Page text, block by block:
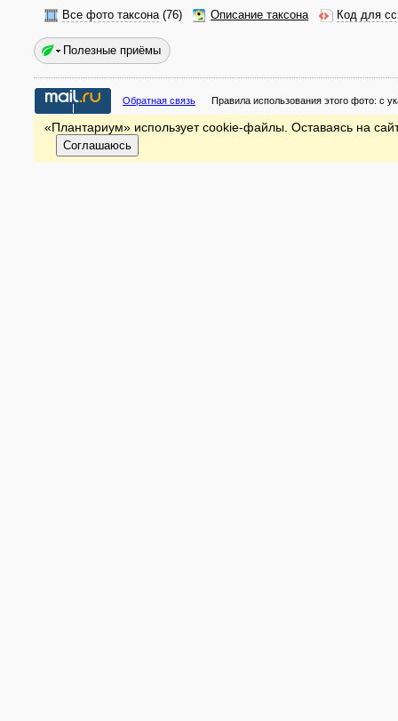
Все фото таксона(76) Описание таксона Код для
Полезные приёмы
Обратная связь Правила использования этого фото: с
«Плантариум» использует cookie-файлы. Оставаясь на
Соглашаюсь